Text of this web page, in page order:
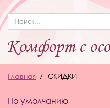
Форма поиска
Главная СКИДКИ
По умолчанию